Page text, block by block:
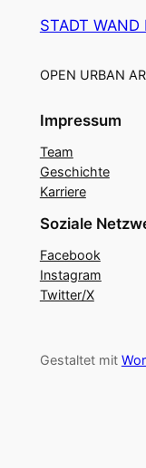
STADT WAND
OPEN URBAN
Impressum
Team
Geschichte
Karriere
Soziale
Facebook
Instagram
Twitter/X
Gestaltet mit